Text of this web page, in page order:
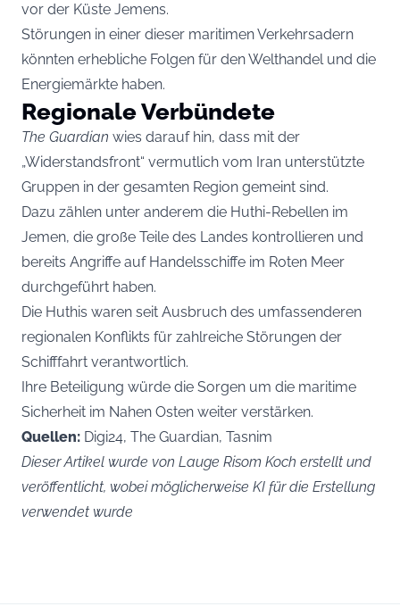
vor der Küste Jemens.
Störungen in einer dieser maritimen Verkehrsadern
könnten erhebliche Folgen für den Welthandel und die
Energiemärkte haben.
Regionale Verbündete
The Guardian wies darauf hin, dass mit der
„Widerstandsfront“ vermutlich vom Iran unterstützte
Gruppen in der gesamten Region gemeint sind.
Dazu zählen unter anderem die Huthi-Rebellen im
Jemen, die große Teile des Landes kontrollieren und
bereits Angriffe auf Handelsschiffe im Roten Meer
durchgeführt haben.
Die Huthis waren seit Ausbruch des umfassenderen
regionalen Konflikts für zahlreiche Störungen der
Schifffahrt verantwortlich.
Ihre Beteiligung würde die Sorgen um die maritime
Sicherheit im Nahen Osten weiter verstärken.
Quellen: Digi24, The Guardian, Tasnim
Dieser Artikel wurde von Lauge Risom Koch erstellt und
veröffentlicht, wobei möglicherweise KI für die Erstellung
verwendet wurde